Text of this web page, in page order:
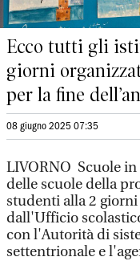
Ecco tutti gli
giorni
per la fine
08 giugno 2025 07:35
LIVORNO Scuole
delle scuole della
studenti alla 2
dall'Ufficio
con l'Autorità di
settentrionale e